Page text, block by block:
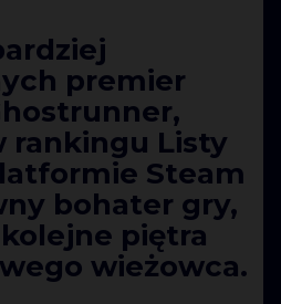
premier
rankingu Listy
Steam
bohater gry,
piętra
wieżowca.